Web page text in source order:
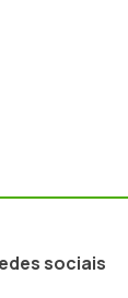
sociais